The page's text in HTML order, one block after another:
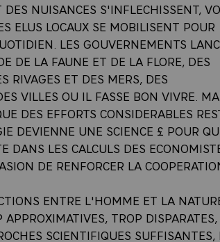
NUISANCES S'INFLECHISSENT,
ELUS LOCAUX SE MOBILISENT POUR
LES GOUVERNEMENTS
DE LA FAUNE ET DE LA FLORE, DES
RIVAGES ET DES MERS, DES
VILLES OU IL FASSE BON VIVRE.
DES EFFORTS CONSIDERABLES
DEVIENNE UNE SCIENCE £ POUR
DANS LES CALCULS DES
DE RENFORCER LA
ENTRE L'HOMME ET LA
TROP DISPARATES,
SCIENTIFIQUES SUFFISANTES,